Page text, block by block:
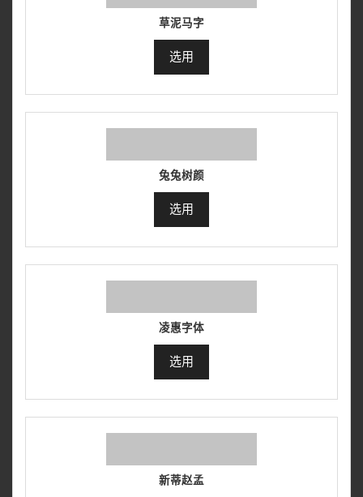
草泥马字
选用
兔兔树颜
选用
凌惠字体
选用
新蒂赵孟